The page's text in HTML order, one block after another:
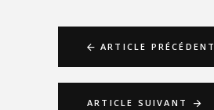
ARTICLE PRÉCÉDENT
ARTICLE SUIVANT